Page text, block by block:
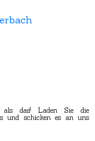
als das! Laden Sie die
und schicken es an uns